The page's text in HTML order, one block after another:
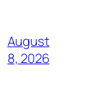
August
8, 2026